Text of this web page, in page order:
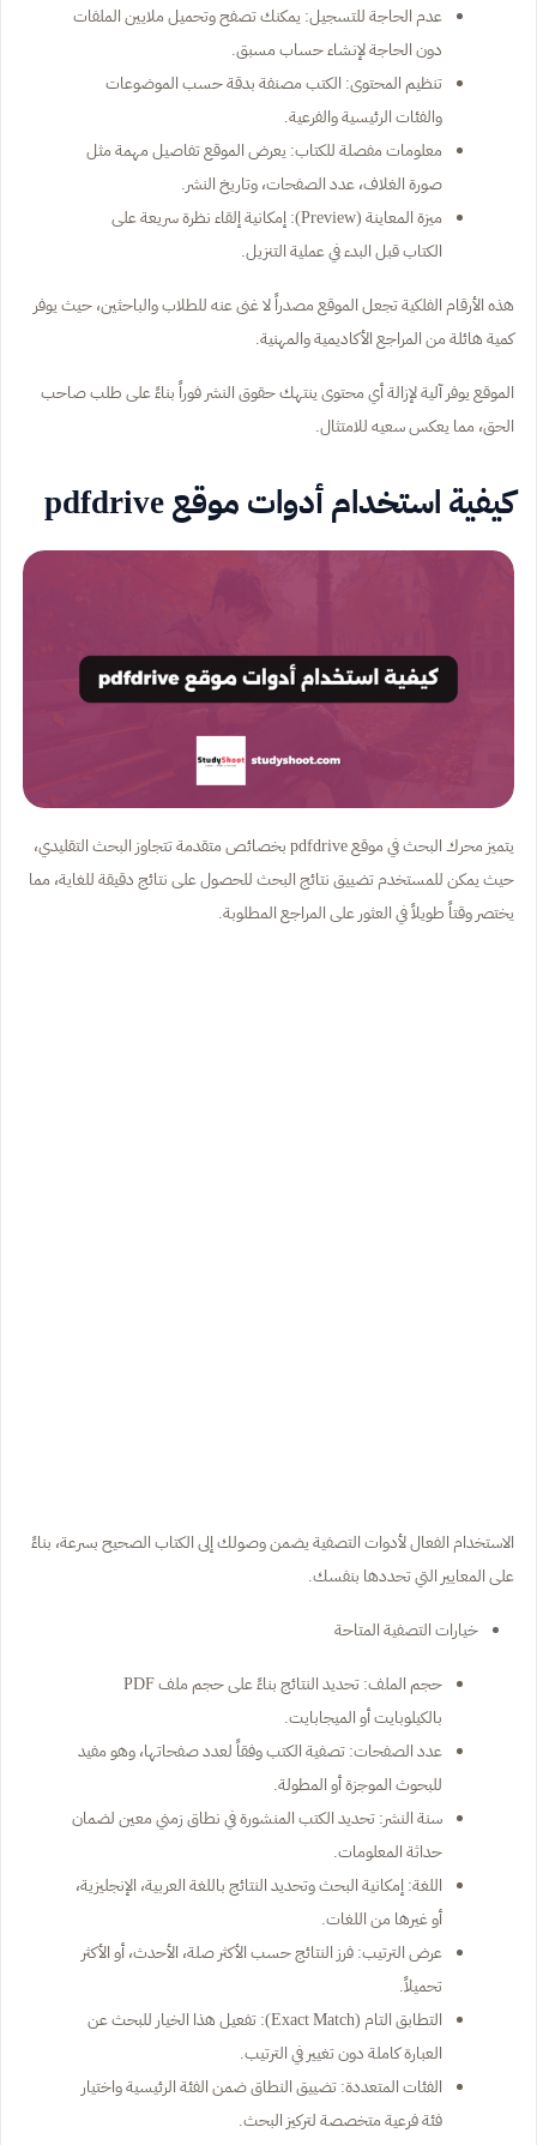
عدم الحاجة للتسجيل: يمكنك تصفح وتحميل ملايين الملفات
دون الحاجة لإنشاء حساب مسبق.
تنظيم المحتوى: الكتب مصنفة بدقة حسب الموضوعات
والفئات الرئيسية والفرعية.
معلومات مفصلة للكتاب: يعرض الموقع تفاصيل مهمة مثل
صورة الغلاف، عدد الصفحات، وتاريخ النشر.
ميزة المعاينة (Preview): إمكانية إلقاء نظرة سريعة على
الكتاب قبل البدء في عملية التنزيل.
هذه الأرقام الفلكية تجعل الموقع مصدراً لا غنى عنه للطلاب والباحثين، حيث يوفر
كمية هائلة من المراجع الأكاديمية والمهنية.
الموقع يوفر آلية لإزالة أي محتوى ينتهك حقوق النشر فوراً بناءً على طلب صاحب
الحق، مما يعكس سعيه للامتثال.
كيفية استخدام أدوات موقع pdfdrive
يتميز محرك البحث في موقع pdfdrive بخصائص متقدمة تتجاوز البحث التقليدي،
حيث يمكن للمستخدم تضييق نتائج البحث للحصول على نتائج دقيقة للغاية، مما
يختصر وقتاً طويلاً في العثور على المراجع المطلوبة.
الاستخدام الفعال لأدوات التصفية يضمن وصولك إلى الكتاب الصحيح بسرعة، بناءً
على المعايير التي تحددها بنفسك.
خيارات التصفية المتاحة
حجم الملف: تحديد النتائج بناءً على حجم ملف PDF
بالكيلوبايت أو الميجابايت.
عدد الصفحات: تصفية الكتب وفقاً لعدد صفحاتها، وهو مفيد
للبحوث الموجزة أو المطولة.
سنة النشر: تحديد الكتب المنشورة في نطاق زمني معين لضمان
حداثة المعلومات.
اللغة: إمكانية البحث وتحديد النتائج باللغة العربية، الإنجليزية،
أو غيرها من اللغات.
عرض الترتيب: فرز النتائج حسب الأكثر صلة، الأحدث، أو الأكثر
تحميلاً.
التطابق التام (Exact Match): تفعيل هذا الخيار للبحث عن
العبارة كاملة دون تغيير في الترتيب.
الفئات المتعددة: تضييق النطاق ضمن الفئة الرئيسية واختيار
فئة فرعية متخصصة لتركيز البحث.